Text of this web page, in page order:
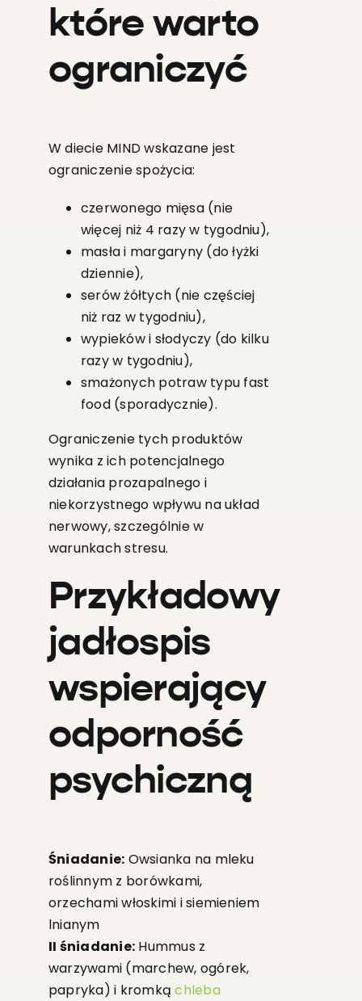
które warto
ograniczyć
W diecie MIND wskazane jest
ograniczenie spożycia:
czerwonego mięsa (nie
więcej niż 4 razy w tygodniu),
masła i margaryny (do łyżki
dziennie),
serów żółtych (nie częściej
niż raz w tygodniu),
wypieków i słodyczy (do kilku
razy w tygodniu),
smażonych potraw typu fast
food (sporadycznie).
Ograniczenie tych produktów
wynika z ich potencjalnego
działania prozapalnego i
niekorzystnego wpływu na układ
nerwowy, szczególnie w
warunkach stresu.
Przykładowy
jadłospis
wspierający
odporność
psychiczną
Śniadanie: Owsianka na mleku
roślinnym z borówkami,
orzechami włoskimi i siemieniem
lnianym
II śniadanie: Hummus z
warzywami (marchew, ogórek,
papryka) i kromkąchleba